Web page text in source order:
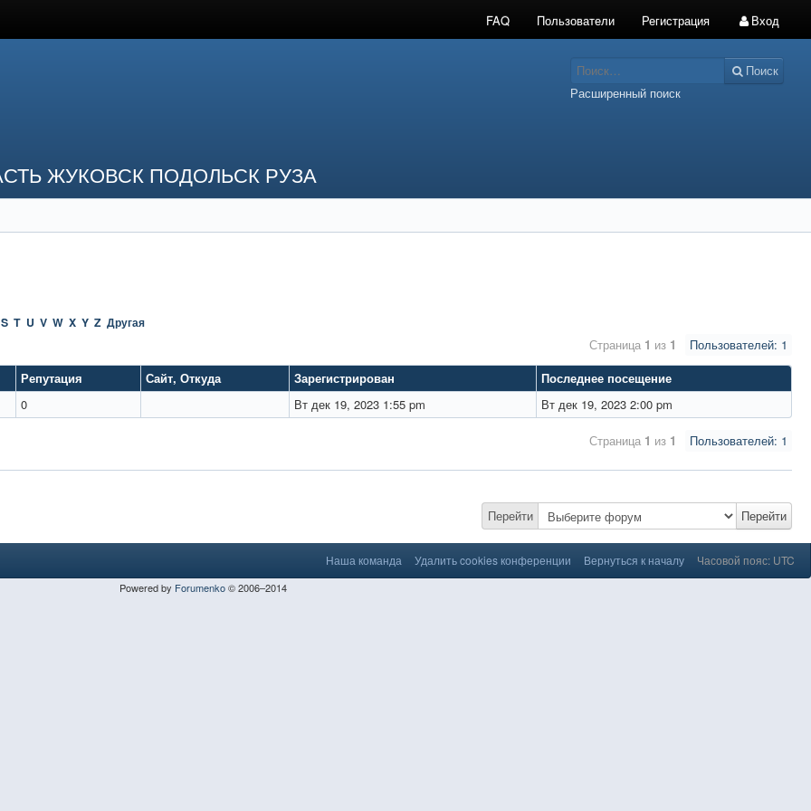
FAQ Пользователи Регистрация Вход
ЖУКОВСК ПОДОЛЬСК РУЗА
Поиск
Расширенный поиск
S T U V W X Y Z Другая
Пользователей: 1
Страница 1 из 1
Репутация Сайт, Откуда Зарегистрирован
Последнее посещение
0 Вт дек 19, 2023 1:55 pm Вт дек 19, 2023 2:00 pm
Пользователей: 1
Страница 1 из 1
Перейти Перейти
Наша команда Удалить cookies конференции Вернуться к началу Часовой пояс: UTC
Powered by Forumenko© 2006–2014